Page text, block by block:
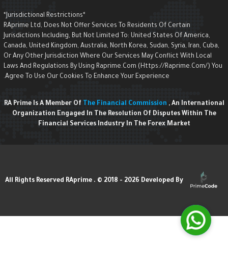
RAprime Ltd, Does Not Offer Services To Residents Of Certain
Jurisdictions Including, But Not Limited To: United States Of America,
Canada, United Kingdom, Australia, North Korea, Sudan, Syria, Iran, Cuba,
Or Any Other Jurisdiction Where Our Services May Conflict With Local
Laws And Regulations By Using Raprime.com (https://raprime.com/)
Agree To Use Our Cookies To Enhance Your Experience.
RA Prime Is A Member OfThe Financial Commission, An
Organization Engaged In The Resolution Of Disputes Within The
Financial Services Industry In The Forex Market
Developed By